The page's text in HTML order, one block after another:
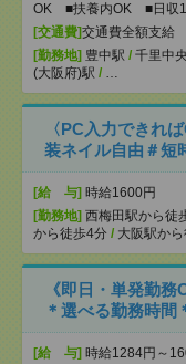
OK ■扶養内OK ■日収1
[交通費]交通費全額支給
[勤務地] 豊中駅 / 千里中
(大阪府)駅 / …
〈PC入力できれ
装ネイル自由＃短
[給 与] 時給1600円
[勤務地] 西梅田駅から徒
から徒歩4分 / 大阪駅か
《即日・単発勤
＊選べる勤務時間
[給 与] 時給1284円～